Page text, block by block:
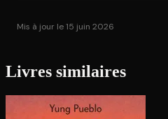
Mis à jour le 15 juin 2026
Livres similaires